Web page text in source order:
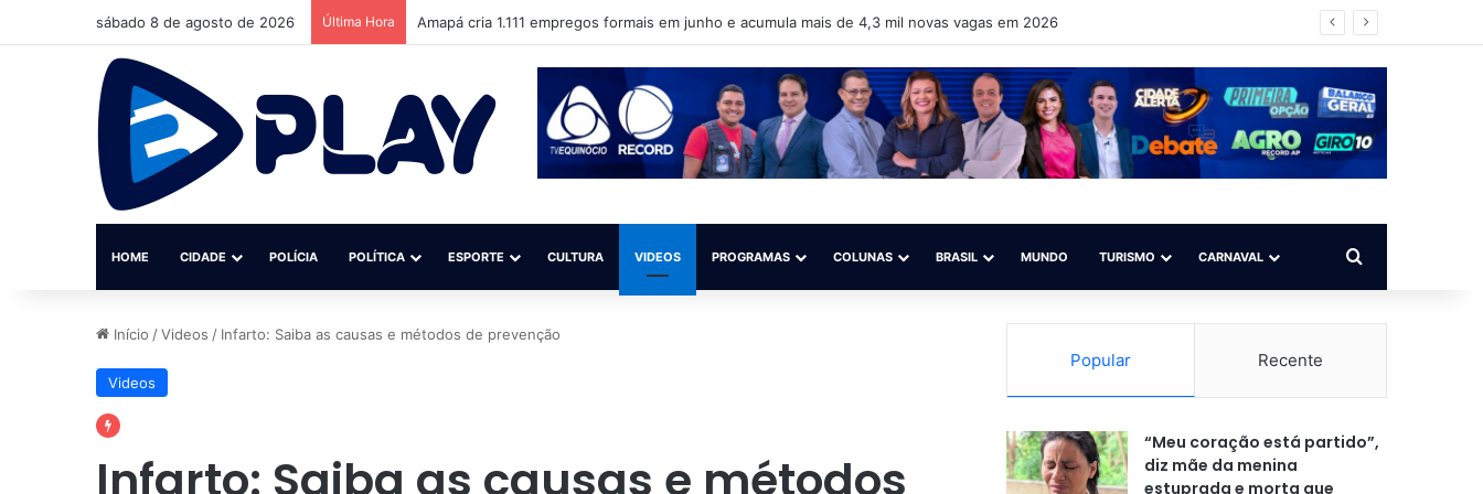
sábado 8 de agosto de 2026 Última Hora Amapá cria 1.111 empregos formais em junho e acumula mais de 4,3 mil novas vagas em 2026
HOME CIDADE POLÍCIA POLÍTICA ESPORTE CULTURA VIDEOS PROGRAMAS COLUNAS BRASIL MUNDO TURISMO CARNAVAL Procurar por
Início /Videos / Infarto: Saiba as causas e métodos de prevenção
Videos
Infarto: Saiba as causas e métodos
Popular Recente
“Meu coração está partido”,
diz mãe da menina
estuprada e morta que